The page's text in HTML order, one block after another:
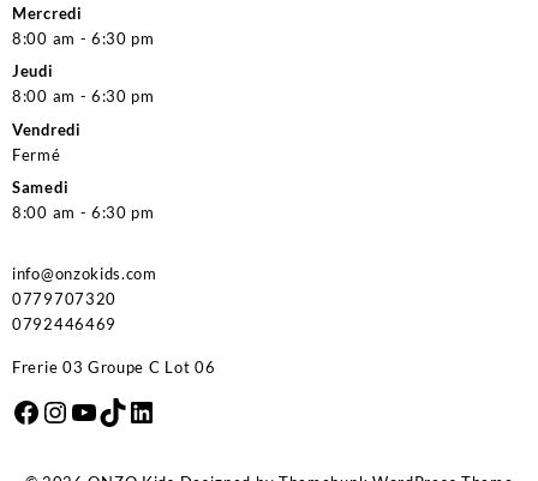
Mercredi
8:00 am - 6:30 pm
Jeudi
8:00 am - 6:30 pm
Vendredi
Fermé
Samedi
8:00 am - 6:30 pm
info@onzokids.com
0779707320
0792446469
Frerie 03 Groupe C Lot 06
Facebook
Instagram
YouTube
TikTok
LinkedIn